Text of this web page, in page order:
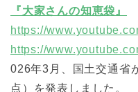
『大家さんの知恵袋』
https://
https://
026年3月、国土交通省
点）を発表しました。